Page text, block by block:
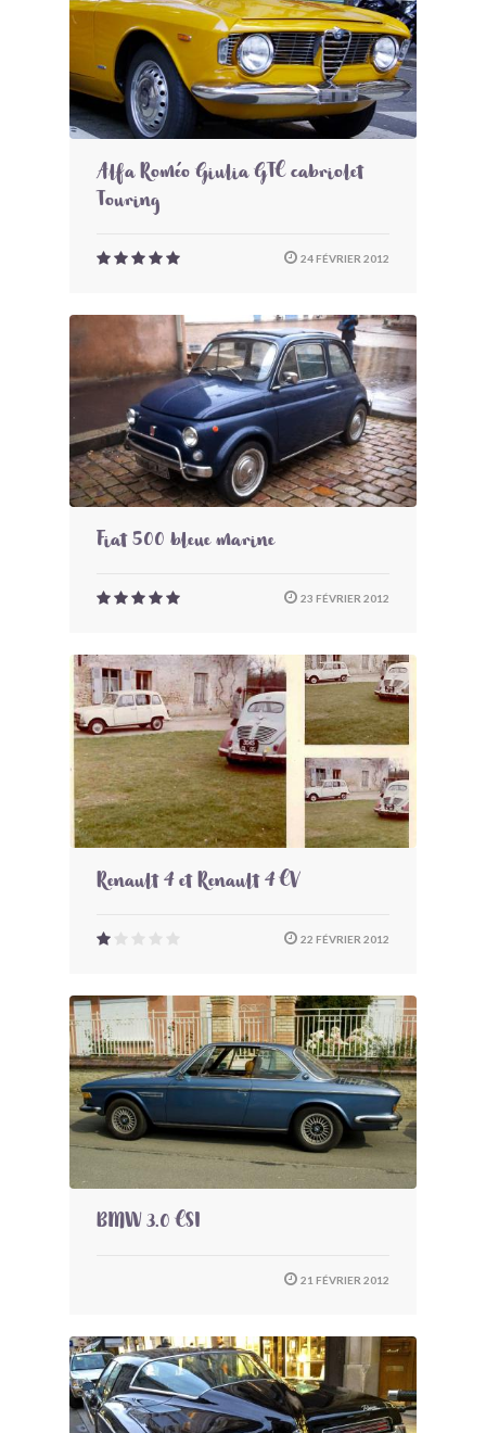
Alfa Roméo Giulia GTC cabriolet
Touring
24 FÉVRIER 2012
Fiat 500 bleue marine
23 FÉVRIER 2012
Renault 4 et Renault 4 CV
22 FÉVRIER 2012
BMW 3.0 CSI
21 FÉVRIER 2012